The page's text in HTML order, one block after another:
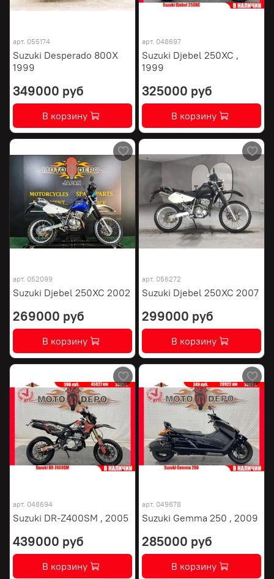
арт. 055174
Suzuki Desperado 800X
1999
349000 руб
В корзину
арт. 048697
Suzuki Djebel 250XC ,
1999
325000 руб
В корзину
арт. 052099
Suzuki Djebel 250XC 2002
269000 руб
В корзину
арт. 056272
Suzuki Djebel 250XC 2007
299000 руб
В корзину
арт. 048694
Suzuki DR-Z400SM , 2005
439000 руб
В корзину
арт. 049678
Suzuki Gemma 250 , 2009
285000 руб
В корзину